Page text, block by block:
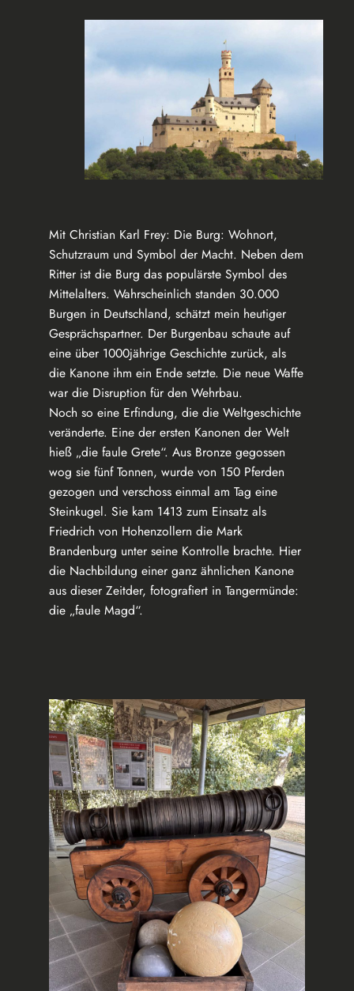
Mit Christian Karl Frey: Die Burg: Wohnort,
Schutzraum und Symbol der Macht. Neben dem
Ritter ist die Burg das populärste Symbol des
Mittelalters. Wahrscheinlich standen 30.000
Burgen in Deutschland, schätzt mein heutiger
Gesprächspartner. Der Burgenbau schaute auf
eine über 1000jährige Geschichte zurück, als
die Kanone ihm ein Ende setzte. Die neue Waffe
war die Disruption für den Wehrbau.
Noch so eine Erfindung, die die Weltgeschichte
veränderte. Eine der ersten Kanonen der Welt
hieß „die faule Grete“. Aus Bronze gegossen
wog sie fünf Tonnen, wurde von 150 Pferden
gezogen und verschoss einmal am Tag eine
Steinkugel. Sie kam 1413 zum Einsatz als
Friedrich von Hohenzollern die Mark
Brandenburg unter seine Kontrolle brachte. Hier
die Nachbildung einer ganz ähnlichen Kanone
aus dieser Zeitder, fotografiert in Tangermünde:
die „faule Magd“.